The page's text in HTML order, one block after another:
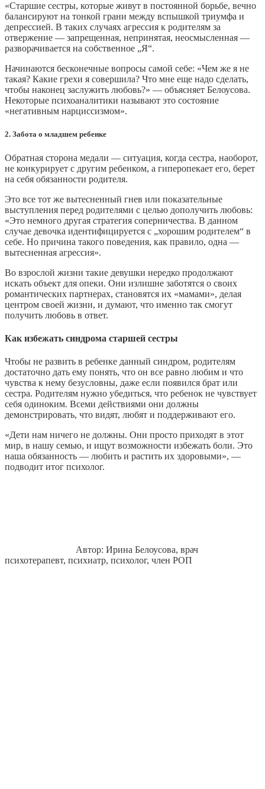
«Старшие сестры, которые живут в постоянной борьбе, вечно
балансируют на тонкой грани между вспышкой триумфа и
депрессией. В таких случаях агрессия к родителям за
отвержение — запрещенная, непринятая, неосмысленная —
разворачивается на собственное „Я“.
Начинаются бесконечные вопросы самой себе: «Чем же я не
такая? Какие грехи я совершила? Что мне еще надо сделать,
чтобы наконец заслужить любовь?» — объясняет Белоусова.
Некоторые психоаналитики называют это состояние
«негативным нарциссизмом».
2. Забота о младшем ребенке
Обратная сторона медали — ситуация, когда сестра, наоборот,
не конкурирует с другим ребенком, а гиперопекает его, берет
на себя обязанности родителя.
Это все тот же вытесненный гнев или показательные
выступления перед родителями с целью дополучить любовь:
«Это немного другая стратегия соперничества. В данном
случае девочка идентифицируется с „хорошим родителем“ в
себе. Но причина такого поведения, как правило, одна —
вытесненная агрессия».
Во взрослой жизни такие девушки нередко продолжают
искать объект для опеки. Они излишне заботятся о своих
романтических партнерах, становятся их «мамами», делая
центром своей жизни, и думают, что именно так смогут
получить любовь в ответ.
Как избежать синдрома старшей сестры
Чтобы не развить в ребенке данный синдром, родителям
достаточно дать ему понять, что он все равно любим и что
чувства к нему безусловны, даже если появился брат или
сестра. Родителям нужно убедиться, что ребенок не чувствует
себя одиноким. Всеми действиями они должны
демонстрировать, что видят, любят и поддерживают его.
«Дети нам ничего не должны. Они просто приходят в этот
мир, в нашу семью, и ищут возможности избежать боли. Это
наша обязанность — любить и растить их здоровыми», —
подводит итог психолог.
Автор: Ирина Белоусова, врач
психотерапевт, психиатр, психолог, член РОП